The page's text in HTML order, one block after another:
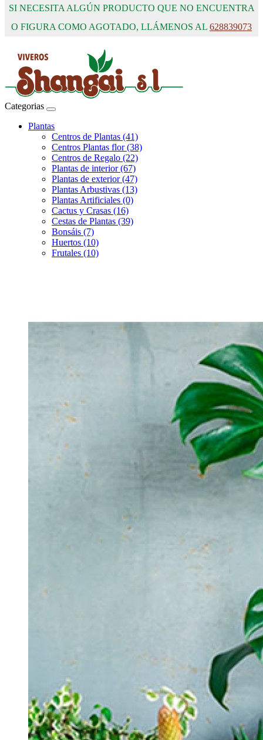
SI NECESITA ALGÚN PRODUCTO QUE NO ENCUENTRA
O FIGURA COMO AGOTADO, LLÁMENOS AL 628839073
Categorias
Plantas
Centros de Plantas (41)
Centros Plantas flor (38)
Centros de Regalo (22)
Plantas de interior (67)
Plantas de exterior (47)
Plantas Arbustivas (13)
Plantas Artificiales (0)
Cactus y Crasas (16)
Cestas de Plantas (39)
Bonsáis (7)
Huertos (10)
Frutales (10)